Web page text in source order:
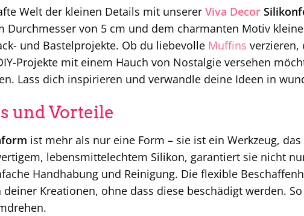
Welt der kleinen Details mit unserer Viva Decor
Durchmesser von 5 cm und dem charmanten Motiv
und Bastelprojekte. Ob du liebevolle Muffins verzieren,
Projekte mit einem Hauch von Nostalgie versehen
Lass dich inspirieren und verwandle deine Ideen in
und Vorteile
ist mehr als nur eine Form – sie ist ein Werkzeug,
lebensmittelechtem Silikon, garantiert sie nicht
Handhabung und Reinigung. Die flexible
Kreationen, ohne dass diese beschädigt werden.